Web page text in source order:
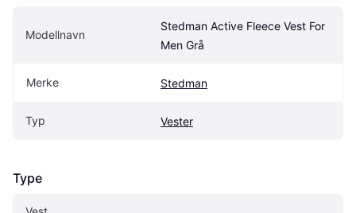
Modellnavn
Stedman Active Fleece Vest For
Men Grå
Merke Stedman
Typ Vester
Type